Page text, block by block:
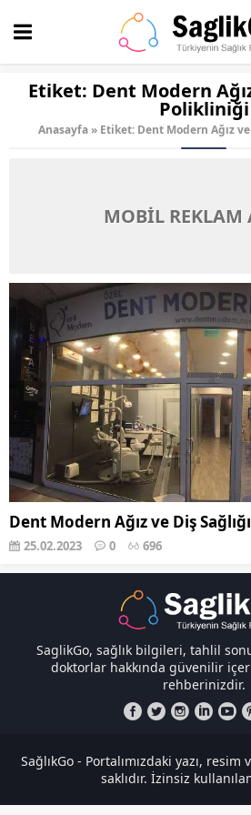
Etiket: Dent Modern
Polikliniği
Anasayfa » Etiket: Dent Modern Ağız
MOBİL REKLAM
Dent Modern Ağız ve Diş
25.02.2023 0 696
SaglikGo, sağlık bilgileri, tahlil
doktorlar hakkında güvenilir
rehberinizdir.
SağlıkGo - Portalımızdaki yazı,
saklıdır. İzinsiz